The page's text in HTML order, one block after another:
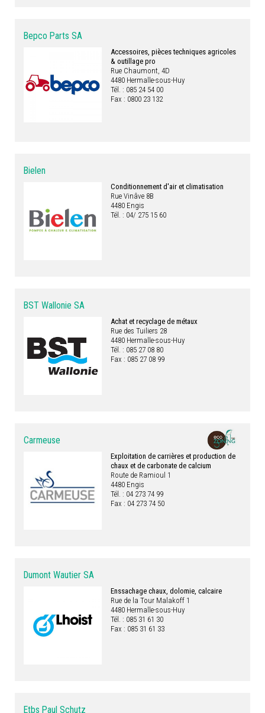
Bepco Parts SA
Accessoires, pièces techniques agricoles
& outillage pro
Rue Chaumont, 4D
4480 Hermalle-sous-Huy
Tél. : 085 24 54 00
Fax : 0800 23 132
Bielen
Conditionnement d'air et climatisation
Rue Vinâve 8B
4480 Engis
Tél. : 04/ 275 15 60
BST Wallonie SA
Achat et recyclage de métaux
Rue des Tuiliers 28
4480 Hermalle-sous-Huy
Tél. : 085 27 08 80
Fax : 085 27 08 99
Carmeuse
Exploitation de carrières et production de
chaux et de carbonate de calcium
Route de Ramioul 1
4480 Engis
Tél. : 04 273 74 99
Fax : 04 273 74 50
Dumont Wautier SA
Enssachage chaux, dolomie, calcaire
Rue de la Tour Malakoff 1
4480 Hermalle-sous-Huy
Tél. : 085 31 61 30
Fax : 085 31 61 33
Etbs Paul Schutz